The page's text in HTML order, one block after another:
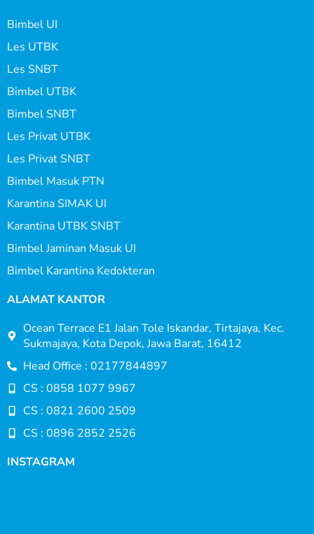
Bimbel UI
Les UTBK
Les SNBT
Bimbel UTBK
Bimbel SNBT
Les Privat UTBK
Les Privat SNBT
Bimbel Masuk PTN
Karantina SIMAK UI
Karantina UTBK SNBT
Bimbel Jaminan Masuk UI
Bimbel Karantina Kedokteran
ALAMAT KANTOR
Ocean Terrace E1 Jalan Tole Iskandar, Tirtajaya, Kec.
Sukmajaya, Kota Depok, Jawa Barat, 16412
Head Office : 02177844897
CS : 0858 1077 9967
CS : 0821 2600 2509
CS : 0896 2852 2526
INSTAGRAM